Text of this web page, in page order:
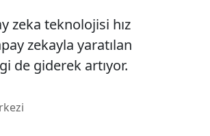
zeka teknolojisi hız
zekayla yaratılan
de giderek artıyor.